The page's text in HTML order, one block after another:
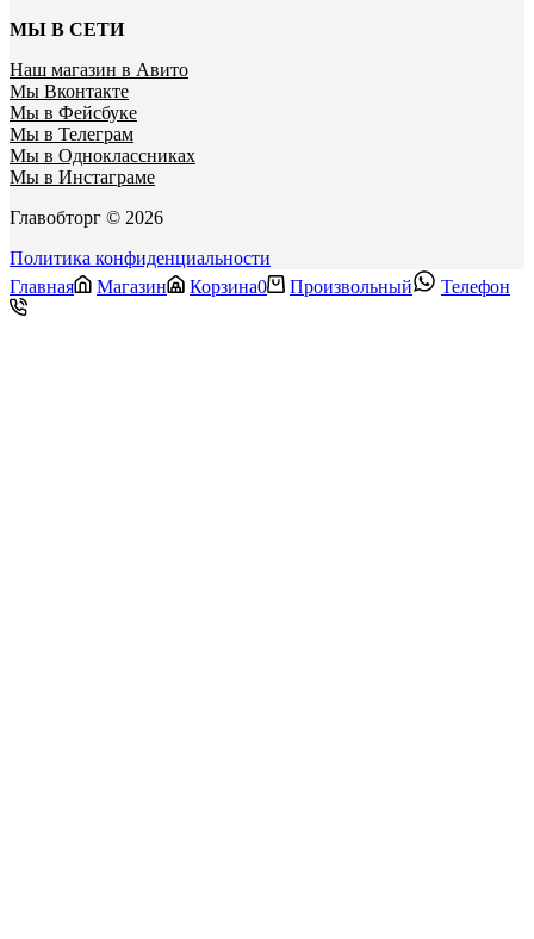
МЫ В СЕТИ
Наш магазин в Авито
Мы Вконтакте
Мы в Фейсбуке
Мы в Телеграм
Мы в Одноклассниках
Мы в Инстаграме
Главобторг © 2026
Политика конфиденциальности
Главная
Магазин Корзина0 Произвольный Телефон